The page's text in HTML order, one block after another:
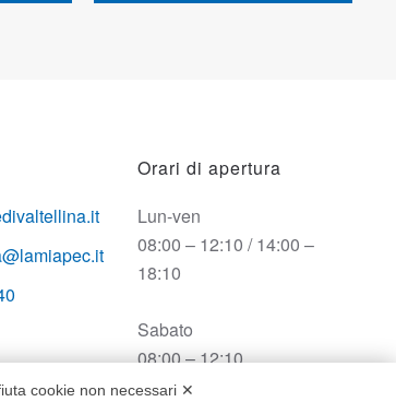
Orari di apertura
Lun-ven
08:00 – 12:10 / 14:00 –
18:10
Sabato
08:00 – 12:10
cookie non necessari ✕